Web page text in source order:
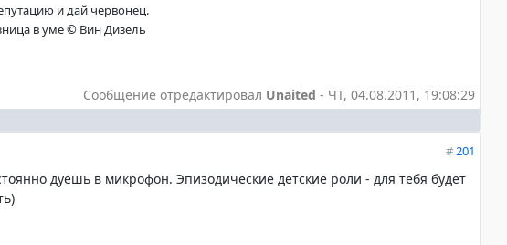
и дай червонец.
в уме © Вин Дизель
Сообщение отредактировал Unaited - ЧТ, 04.08.2011, 19:08:29
#201
дуешь в микрофон. Эпизодические детские роли - для тебя будет